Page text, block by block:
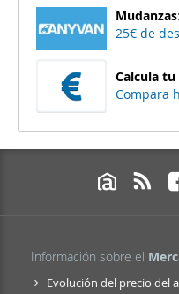
Mudanzas:
25€ de
Calcula
Compara
Información sobre el
Evolución del precio del